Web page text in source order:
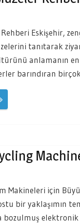
Rehberi Eskişehir,
tanıtarak
anlamanın
barındıran
Makineleri için
bir yaklaşımın
bozulmuş